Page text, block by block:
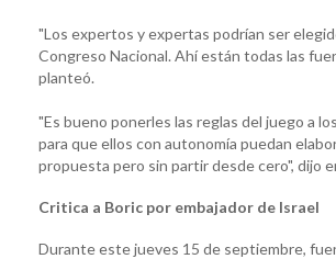
"Los expertos y expertas podrían ser
Congreso Nacional. Ahí están todas las
planteó.
"Es bueno ponerles las reglas del juego a
para que ellos con autonomía puedan
propuesta pero sin partir desde cero", dijo
Critica a Boric por embajador de Israel
Durante este jueves 15 de septiembre,